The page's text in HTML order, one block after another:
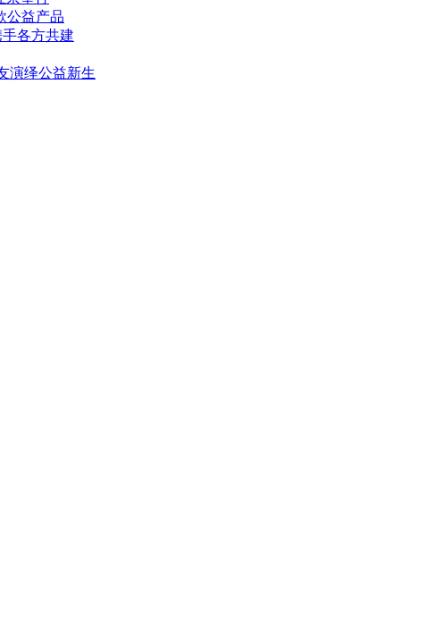
公益产品
各方共建
演绎公益新生